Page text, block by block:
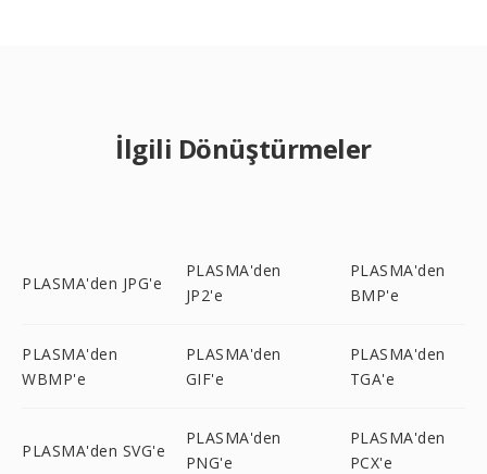
İlgili Dönüştürmeler
PLASMA'den JPG'e
PLASMA'den
JP2'e
PLASMA'den
BMP'e
PLASMA'den
WBMP'e
PLASMA'den
GIF'e
PLASMA'den
TGA'e
PLASMA'den SVG'e
PLASMA'den
PNG'e
PLASMA'den
PCX'e